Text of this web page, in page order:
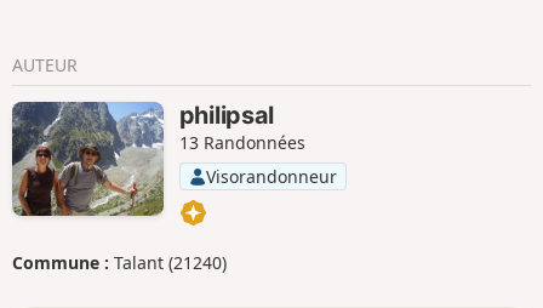
AUTEUR
philipsal
13 Randonnées
Visorandonneur
Commune : Talant (21240)